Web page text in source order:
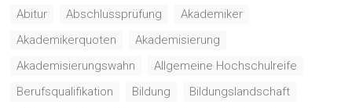
Abitur Abschlussprüfung
Akademiker
Akademikerquoten
Akademisierung
Akademisierungswahn
Allgemeine Hochschulreife
Berufsqualifikation
Bildung
Bildungslandschaft